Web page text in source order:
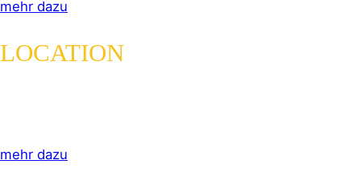
mehr dazu
LOCATION
mehr dazu